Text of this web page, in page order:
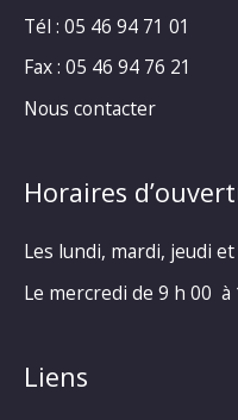
Tél : 05 46 94 71 01
Fax : 05 46 94 76 21
Nous contacter
Horaires
Les lundi, mardi, jeudi
Le mercredi de 9 h 00 à
Liens